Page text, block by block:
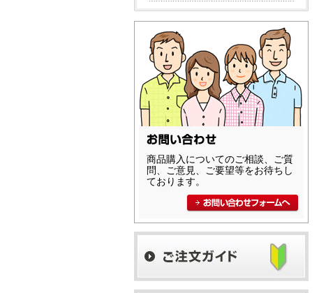
商品購入についてのご相談、ご質
問、ご意見、ご要望等をお待ちし
ております。